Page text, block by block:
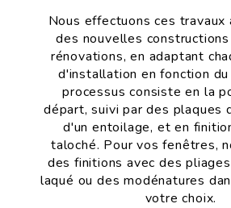
Nous effectuons ces travaux
des nouvelles
rénovations, en adaptant
d'installation en fonction
processus consiste en la
départ, suivi par des plaques
d'un entoilage, et en
taloché. Pour vos fenêtres,
des finitions avec des
laqué ou des modénatures
votre choix.